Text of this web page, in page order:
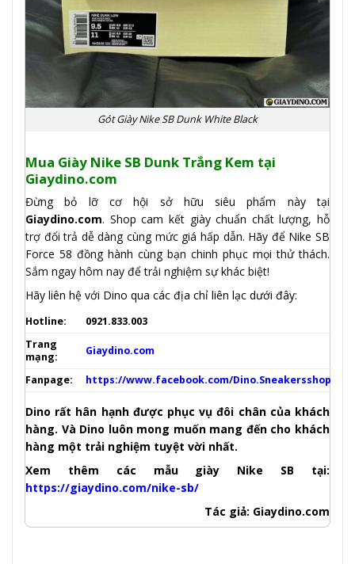
Gót Giày Nike SB Dunk White Black
Mua Giày Nike SB Dunk Trắng Kem tại
Giaydino.com
Đừng bỏ lỡ cơ hội sở hữu siêu phẩm này tại
Giaydino.com. Shop cam kết giày chuẩn chất lượng, hỗ
trợ đổi trả dễ dàng cùng mức giá hấp dẫn. Hãy để Nike SB
Force 58 đồng hành cùng bạn chinh phục mọi thử thách.
Sắm ngay hôm nay để trải nghiệm sự khác biệt!
Hãy liên hệ với Dino qua các địa chỉ liên lạc dưới đây:
Hotline:
0921.833.003
Trang
mạng:
Giaydino.com
Fanpage: https://www.facebook.com/Dino.Sneakersshop
Dino rất hân hạnh được phục vụ đôi chân của khách
hàng. Và Dino luôn mong muốn mang đến cho khách
hàng một trải nghiệm tuyệt vời nhất.
Xem thêm các mẫu giày Nike SB tại:
https://giaydino.com/nike-sb/
Tác giả: Giaydino.com